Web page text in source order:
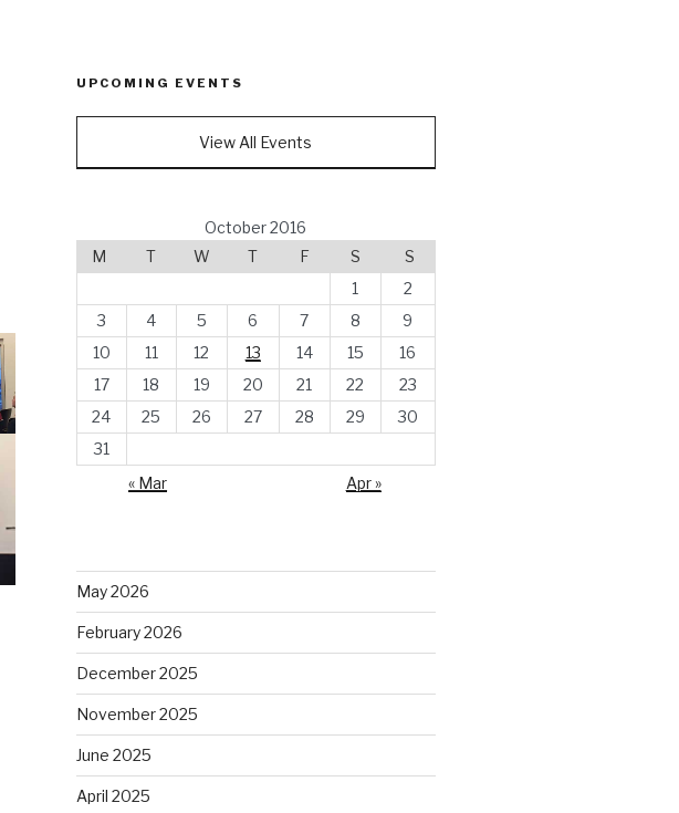
UPCOMING EVENTS
View All Events
October 2016
M
T W T F S
S
1
2
3
4 5 6 7 8
9
10
11 12 13 14 15
16
17
18 19 20 21 22
23
24
25 26 27 28 29
30
31
« Mar
Apr »
May 2026
February 2026
December 2025
November 2025
June 2025
April 2025